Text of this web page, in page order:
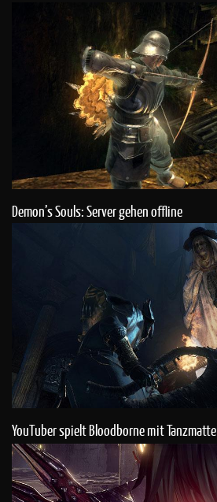
Demon’s Souls: Server gehen offline
YouTuber spielt Bloodborne mit Tanzmatte